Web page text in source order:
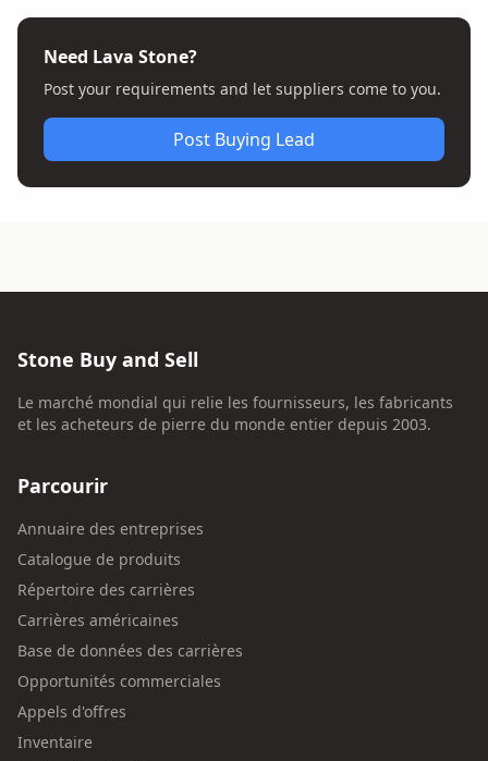
Need Lava Stone?
Post your requirements and let suppliers come to you.
Post Buying Lead
Stone Buy and Sell
Le marché mondial qui relie les fournisseurs, les fabricants
et les acheteurs de pierre du monde entier depuis 2003.
Parcourir
Annuaire des entreprises
Catalogue de produits
Répertoire des carrières
Carrières américaines
Base de données des carrières
Opportunités commerciales
Appels d'offres
Inventaire